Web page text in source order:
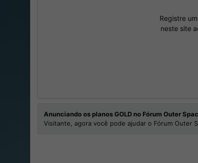
Registre
neste site
Anunciando os planos GOLD no Fórum Outer
Visitante, agora você pode ajudar o Fórum Outer